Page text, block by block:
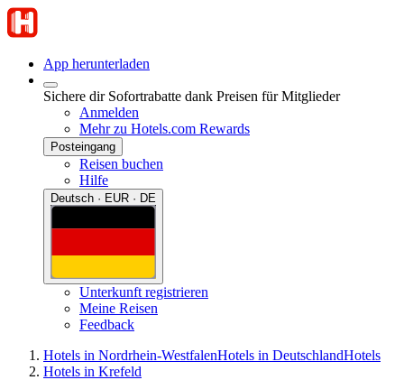
App herunterladen
Sichere dir Sofortrabatte dank Preisen für Mitglieder
Anmelden
Mehr zu Hotels.com Rewards
Posteingang
Reisen buchen
Hilfe
Deutsch · EUR · DE
Unterkunft registrieren
Meine Reisen
Feedback
Hotels in Nordrhein-WestfalenHotels in DeutschlandHotels
Hotels in Krefeld